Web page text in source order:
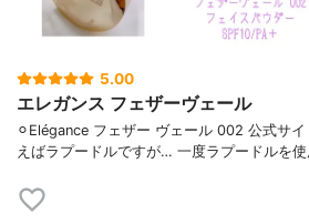
5.00
エレガンス フェザーヴェール
⚪︎Elégance フェザー ヴェール 002 公式サ
えばラプードルですが… 一度ラプードルを